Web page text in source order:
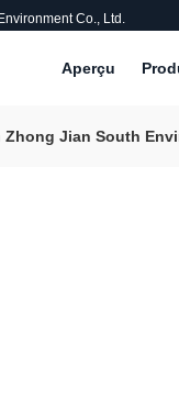
Co., Ltd.
Aperçu
Zhong Jian South